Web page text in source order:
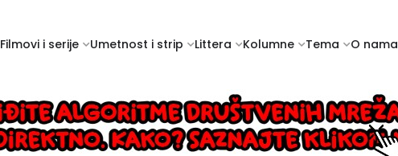
Filmovi i serije Umetnost i strip Littera Kolumne Tema O nama